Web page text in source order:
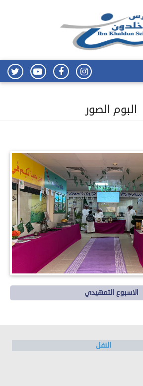
البوم الصور
الاسبوع التمهيدي
النفل